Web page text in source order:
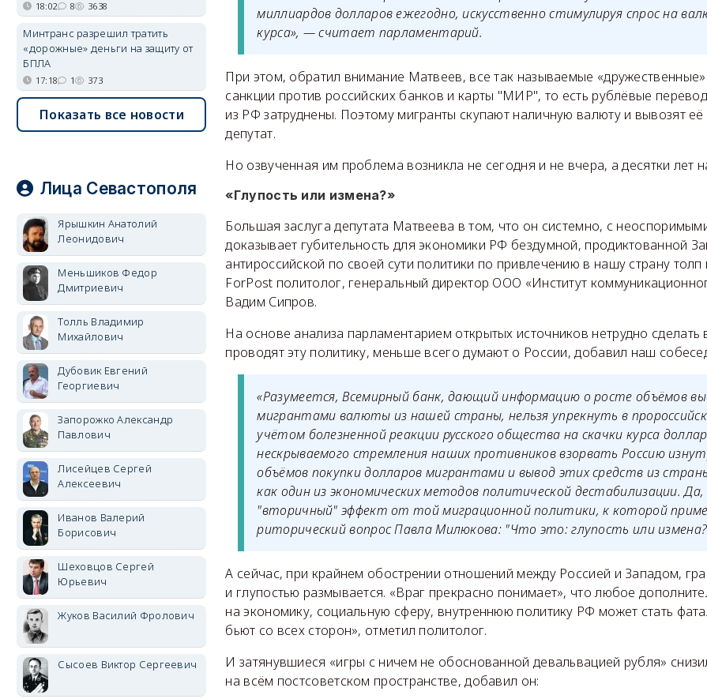
миллиардов долларов ежегодно, искусственно стимулируя спрос на
курса», — считает парламентарий.
При этом, обратил внимание Матвеев, все так называемые
санкции против российских банков и карты "МИР", то есть рублёвые
из РФ затруднены. Поэтому мигранты скупают наличную валюту и вывозят её
депутат.
Но озвученная им проблема возникла не сегодня и не вчера, а десятки лет
«Глупость или измена?»
Большая заслуга депутата Матвеева в том, что он системно, с
доказывает губительность для экономики РФ бездумной, продиктованной
антироссийской по своей сути политики по привлечению в нашу страну толп
ForPost политолог, генеральный директор ООО «Институт
Вадим Сипров.
На основе анализа парламентарием открытых источников нетрудно сделать
проводят эту политику, меньше всего думают о России, добавил наш
«Разумеется, Всемирный банк, дающий информацию о росте объёмов
мигрантами валюты из нашей страны, нельзя упрекнуть в
учётом болезненной реакции русского общества на скачки курса
нескрываемого стремления наших противников взорвать Россию
объёмов покупки долларов мигрантами и вывод этих средств из
как один из экономических методов политической дестабилизации. Да,
"вторичный" эффект от той миграционной политики, к которой
риторический вопрос Павла Милюкова: "Что это: глупость или
А сейчас, при крайнем обострении отношений между Россией и Западом,
и глупостью размывается. «Враг прекрасно понимает», что любое
на экономику, социальную сферу, внутреннюю политику РФ может стать
бьют со всех сторон», отметил политолог.
И затянувшиеся «игры с ничем не обоснованной девальвацией рубля»
на всём постсоветском пространстве, добавил он:
18:02 8 3638
Минтранс разрешил тратить
«дорожные» деньги на защиту от
БПЛА
17:18 1 373
Показать все новости
Лица Севастополя
Ярышкин Анатолий
Леонидович
Меньшиков Федор
Дмитриевич
Толль Владимир
Михайлович
Дубовик Евгений
Георгиевич
Запорожко Александр
Павлович
Лисейцев Сергей
Алексеевич
Иванов Валерий
Борисович
Шеховцов Сергей
Юрьевич
Жуков Василий Фролович
Сысоев Виктор Сергеевич